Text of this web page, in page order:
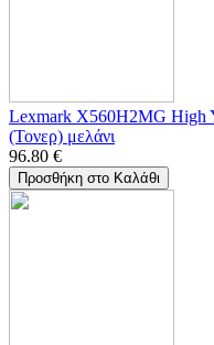
Lexmark X560H2MG High
(Τονερ) μελάνι
96.80 €
Προσθήκη στο Καλάθι